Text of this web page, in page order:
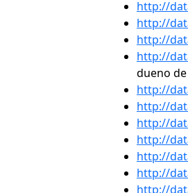
http://
http://
http://
http://
dueno
http://
http://
http://
http://
http://
http://
http://